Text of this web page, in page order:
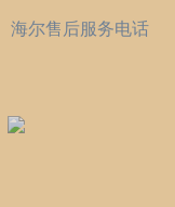
海尔售后服务电话